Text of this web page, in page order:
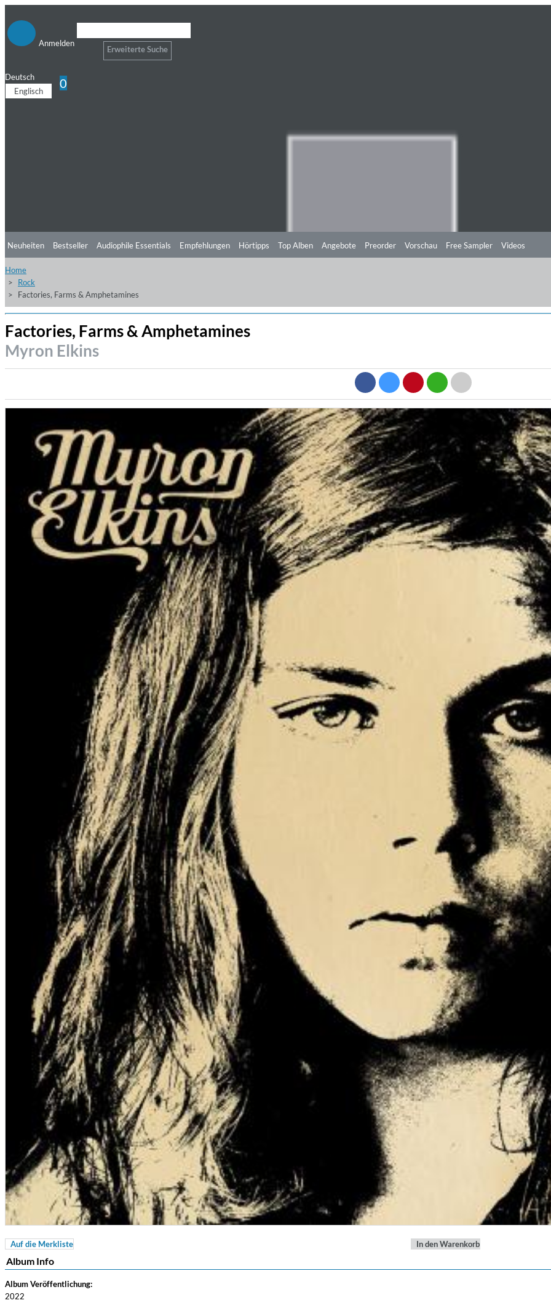
Anmelden
Erweiterte Suche
Deutsch
Englisch
0
Chuck Timely & The Hourglass
ROLE MODEL
Dreamscapes II
Thomas Lemmer
Genre: Electronic
Skuli Sverrisson & Bill Frisell
Neuheiten Bestseller Audiophile Essentials Empfehlungen Hörtipps Top Alben Angebote Preorder Vorschau Free Sampler Videos
Home
Rock
Factories, Farms & Amphetamines
Factories, Farms & Amphetamines
Myron Elkins
Auf die Merkliste In den Warenkorb
Album Info
Album Veröffentlichung:
2022